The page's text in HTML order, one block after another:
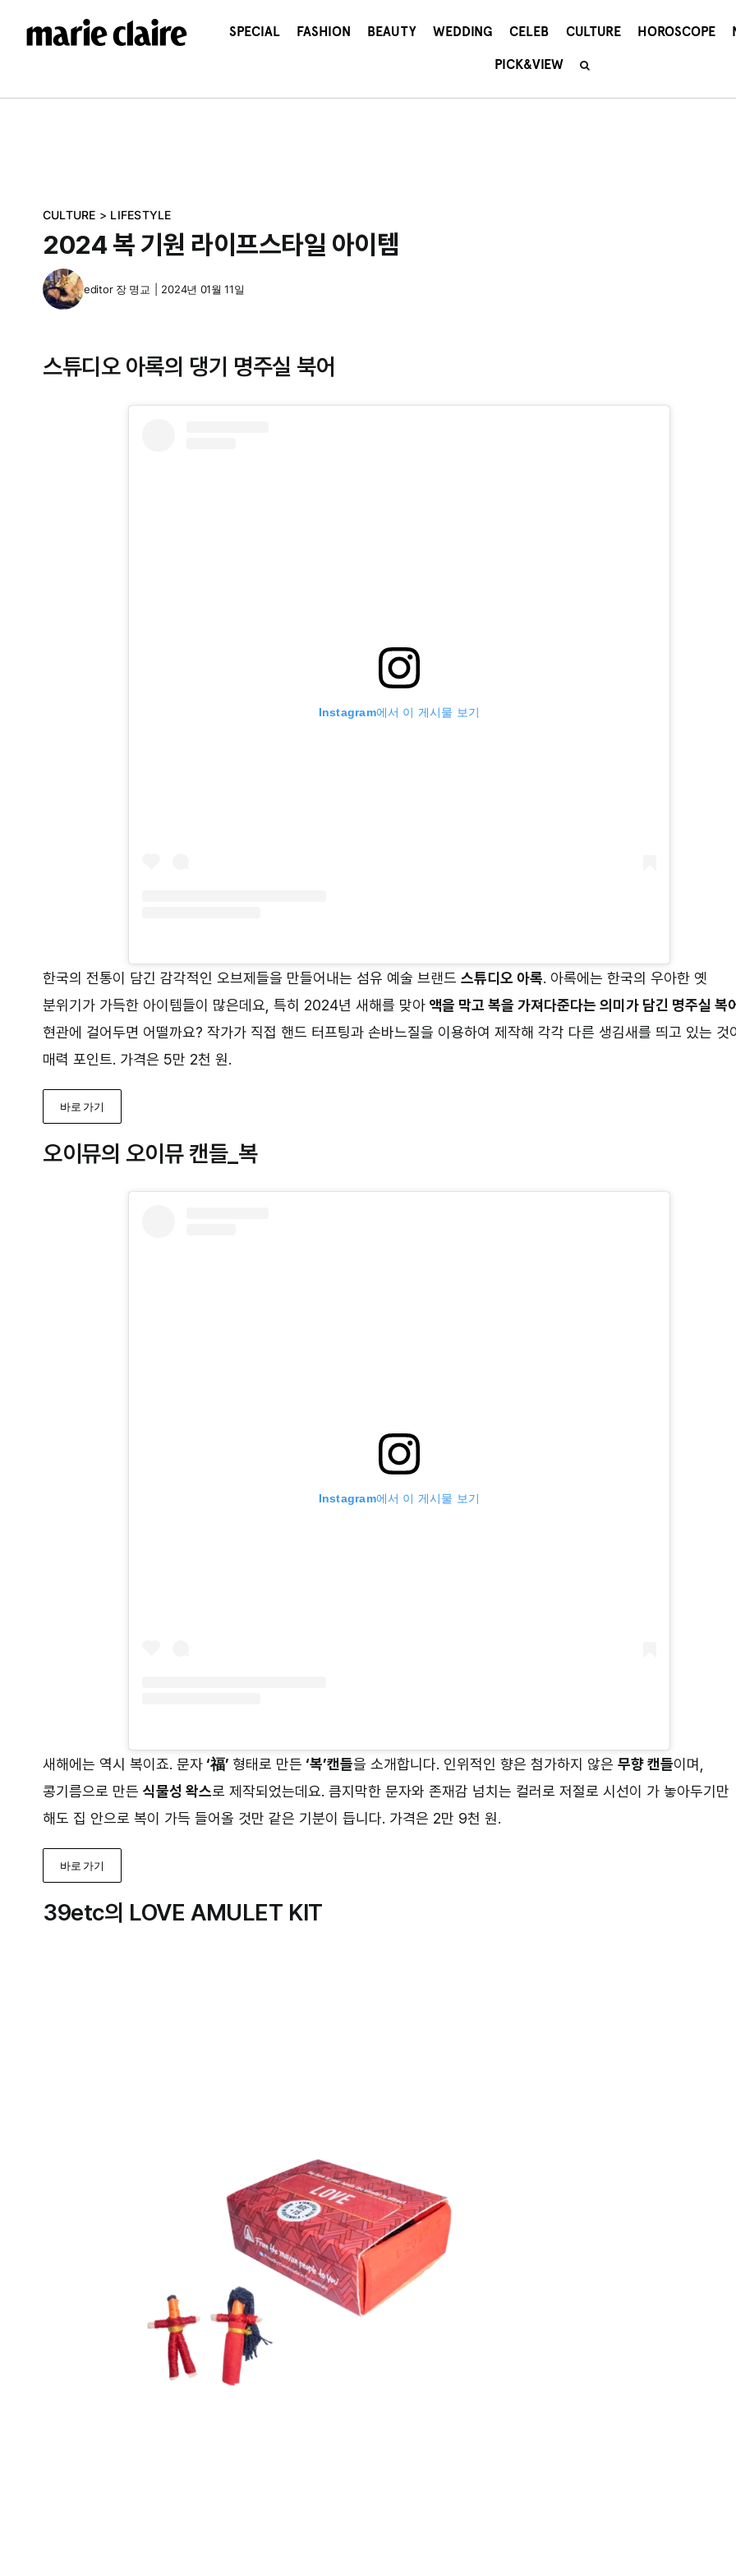
건
SPECIAL FASHION BEAUTY WEDDING CELEB CULTURE HOROSCOPE
PICK&VIEW
CULTURE > LIFESTYLE
2024 복 기원 라이프스타일 아이템
editor 장 명교 2024년 01월 11일
스튜디오 아록의 댕기 명주실 북어
Instagram에서 이 게시물 보기
한국의 전통이 담긴 감각적인 오브제들을 만들어내는 섬유 예술 브랜드 스튜디오 아록. 아록에는 한국의 우아한 옛
분위기가 가득한 아이템들이 많은데요, 특히 2024년 새해를 맞아 액을 막고 복을 가져다준다는 의미가 담긴 명주실 복
현관에 걸어두면 어떨까요? 작가가 직접 핸드 터프팅과 손바느질을 이용하여 제작해 각각 다른 생김새를 띄고 있는 것
매력 포인트. 가격은 5만 2천 원.
바로 가기
오이뮤의 오이뮤 캔들_복
Instagram에서 이 게시물 보기
새해에는 역시 복이죠. 문자‘福’ 형태로 만든 ‘복’캔들을 소개합니다. 인위적인 향은 첨가하지 않은 무향 캔들이며,
콩기름으로 만든 식물성 왁스로 제작되었는데요. 큼지막한 문자와 존재감 넘치는 컬러로 저절로 시선이 가 놓아두기만
해도 집 안으로 복이 가득 들어올 것만 같은 기분이 듭니다. 가격은 2만 9천 원.
바로 가기
39etc의 LOVE AMULET KIT